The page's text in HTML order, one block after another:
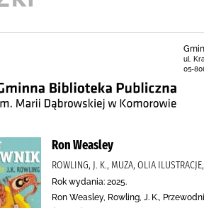
ul.
05-
Ron Weasley
ROWLING, J. K., MUZA, OLIA
Rok wydania: 2025.
Ron Weasley, Rowling, J. K.,